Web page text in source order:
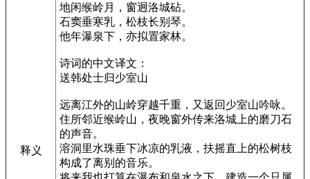
释义
地闲缑岭月，窗迥洛城砧。
石窦垂寒乳，松枝长别琴。
他年瀑泉下，亦拟置家林。
诗词的中文译文：
送韩处士归少室山
远离江外的山岭穿越千重，又返回少室山吟咏。
住所邻近缑岭山，夜晚窗外传来洛城上的磨刀石
的声音。
溶洞里水珠垂下冰凉的乳液，扶摇直上的松树枝
构成了离别的音乐。